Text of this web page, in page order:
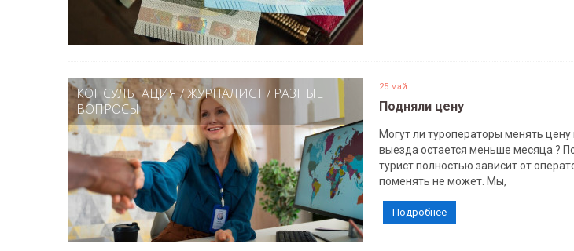
КОНСУЛЬТАЦИЯ/ЖУРНАЛИСТ/ РАЗНЫЕ
ВОПРОСЫ
25 май
Подняли цену
Могут ли туроператоры менять цену
выезда остается меньше месяца ?
турист полностью зависит от
поменять не может. Мы,
Подробнее